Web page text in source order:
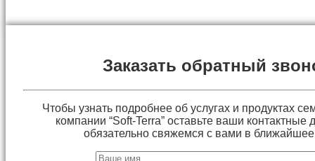
Заказать обратный
Чтобы узнать подробнее об услугах и продуктах
компании “Soft-Terra” оставьте ваши
обязательно свяжемся с вами в